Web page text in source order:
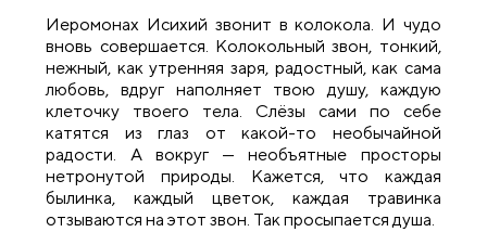
Иеромонах Исихий звонит в колокола. И чудо
вновь совершается. Колокольный звон, тонкий,
нежный, как утренняя заря, радостный, как сама
любовь, вдруг наполняет твою душу, каждую
клеточку твоего тела. Слёзы сами по себе
катятся из глаз от какой-то необычайной
радости. А вокруг — необъятные просторы
нетронутой природы. Кажется, что каждая
былинка, каждый цветок, каждая травинка
отзываются на этот звон. Так просыпается душа.